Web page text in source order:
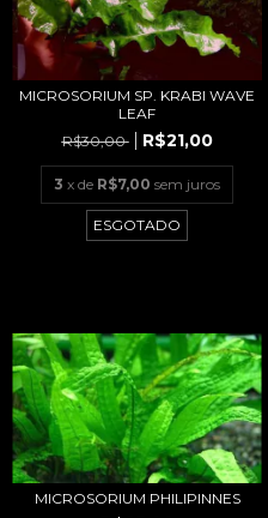
MICROSORIUM SP. KRABI WAVE
LEAF
R$30,00
R$21,00
3 x de R$7,00 sem juros
ESGOTADO
MICROSORIUM PHILIPINNES